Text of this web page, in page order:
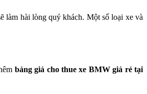
làm hài lòng quý khách. Một số loại xe và
bảng giá cho thue xe BMW giá rẻ tại